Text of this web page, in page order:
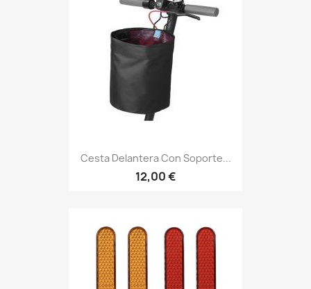
Cesta Delantera Con Soporte...
12,00 €